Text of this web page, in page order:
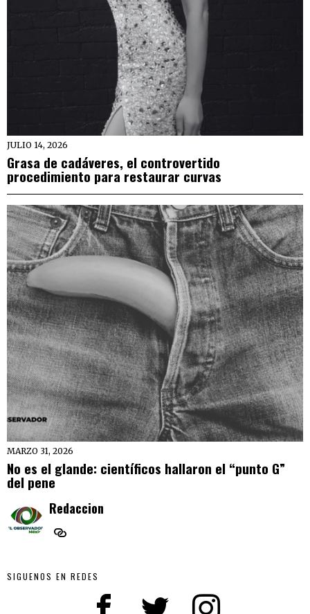
JULIO 14, 2026
Grasa de cadáveres, el controvertido
procedimiento para restaurar curvas
MARZO 31, 2026
No es el glande: científicos hallaron el “punto G”
del pene
Redaccion
SIGUENOS EN REDES